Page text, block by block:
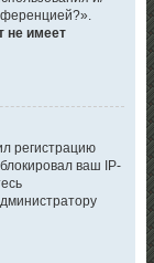
не имеет
регистрацию
ваш IP-